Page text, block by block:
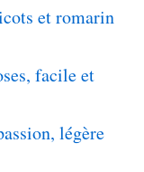
et romarin
facile et
légère